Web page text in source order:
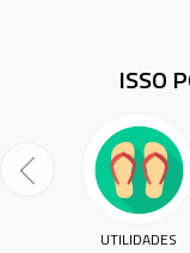
ISSO
UTILIDADES